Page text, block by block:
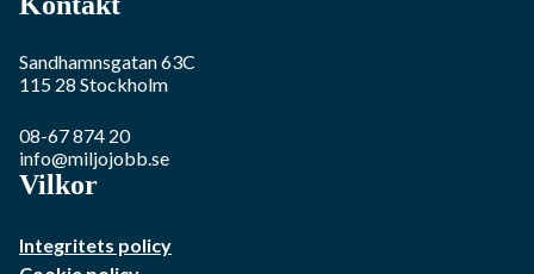
Sandhamnsgatan 63C
115 28 Stockholm
08-67 874 20
info@miljojobb.se
Vilkor
Integritets policy